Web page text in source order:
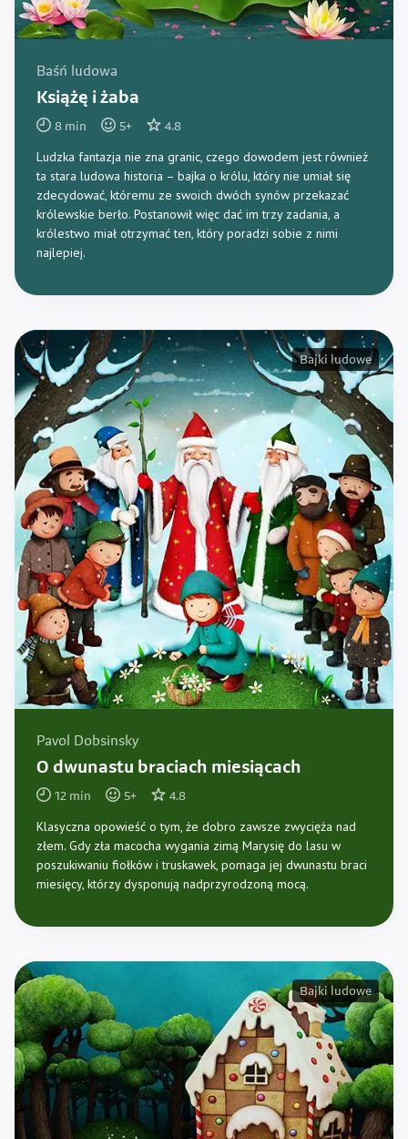
Baśń ludowa
Książę i żaba
8 min 5+ 4.8
Ludzka fantazja nie zna granic, czego dowodem jest również
ta stara ludowa historia – bajka o królu, który nie umiał się
zdecydować, któremu ze swoich dwóch synów przekazać
królewskie berło. Postanowił więc dać im trzy zadania, a
królestwo miał otrzymać ten, który poradzi sobie z nimi
najlepiej.
Bajki ludowe
Pavol Dobsinsky
O dwunastu braciach miesiącach
12 min 5+ 4.8
Klasyczna opowieść o tym, że dobro zawsze zwycięża nad
złem. Gdy zła macocha wygania zimą Marysię do lasu w
poszukiwaniu fiołków i truskawek, pomaga jej dwunastu braci
miesięcy, którzy dysponują nadprzyrodzoną mocą.
Bajki ludowe